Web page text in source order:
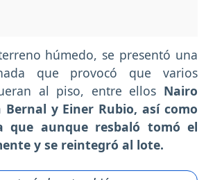
húmedo, se presentó una
que provocó que varios
al piso, entre ellos Nairo
Bernal y Einer Rubio, así como
que aunque resbaló tomó el
y se reintegró al lote.